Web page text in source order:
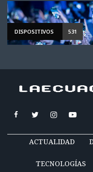
DISPOSITIVOS 531
ACTUALIDAD
TECNOLOGÍAS